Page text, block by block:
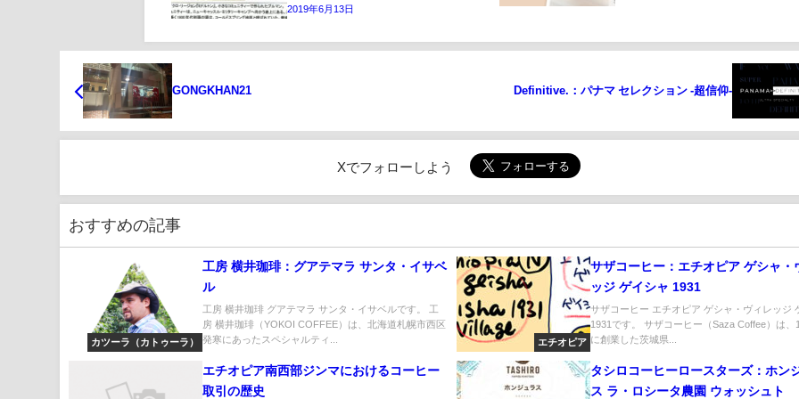
2019年6月13日
GONGKHAN21 Definitive.：パナマ セレクション -超信仰-
Xでフォローしよう
おすすめの記事
カツーラ（カトゥーラ）
工房 横井珈琲：グアテマラ サンタ・イサベ
ル
工房 横井珈琲 グアテマラ サンタ・イサベルです。 工
房 横井珈琲（YOKOI COFFEE）は、北海道札幌市西区
発寒にあったスペシャルティ...
エチオピア
サザコーヒー：エチオピア ゲシャ・
ッジ ゲイシャ 1931
サザコーヒー エチオピア ゲシャ・ヴィレッジ
1931です。 サザコーヒー（Saza Coffee）は、
に創業した茨城県...
エチオピア南西部ジンマにおけるコーヒー
取引の歴史
タシロコーヒーロースターズ：ホン
ス ラ・ロシータ農園 ウォッシュト